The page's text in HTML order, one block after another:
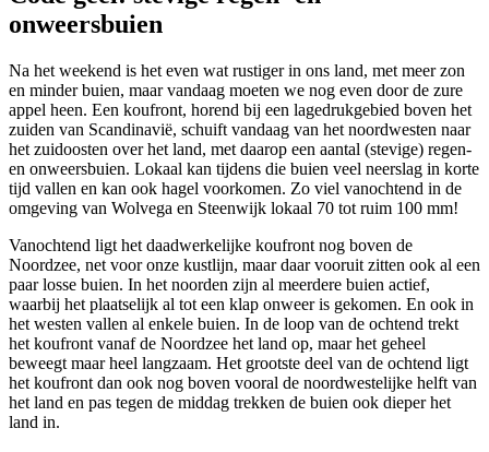
onweersbuien
Na het weekend is het even wat rustiger in ons land, met meer zon
en minder buien, maar vandaag moeten we nog even door de zure
appel heen. Een koufront, horend bij een lagedrukgebied boven het
zuiden van Scandinavië, schuift vandaag van het noordwesten naar
het zuidoosten over het land, met daarop een aantal (stevige) regen-
en onweersbuien. Lokaal kan tijdens die buien veel neerslag in korte
tijd vallen en kan ook hagel voorkomen. Zo viel vanochtend in de
omgeving van Wolvega en Steenwijk lokaal 70 tot ruim 100 mm!
Vanochtend ligt het daadwerkelijke koufront nog boven de
Noordzee, net voor onze kustlijn, maar daar vooruit zitten ook al een
paar losse buien. In het noorden zijn al meerdere buien actief,
waarbij het plaatselijk al tot een klap onweer is gekomen. En ook in
het westen vallen al enkele buien. In de loop van de ochtend trekt
het koufront vanaf de Noordzee het land op, maar het geheel
beweegt maar heel langzaam. Het grootste deel van de ochtend ligt
het koufront dan ook nog boven vooral de noordwestelijke helft van
het land en pas tegen de middag trekken de buien ook dieper het
land in.